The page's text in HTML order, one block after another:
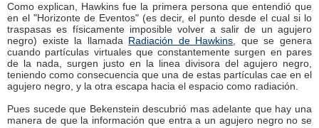
Como explican, Hawkins fue la primera persona que entendió que
en el "Horizonte de Eventos" (es decir, el punto desde el cual si lo
traspasas es físicamente imposible volver a salir de un agujero
negro) existe la llamada Radiación de Hawkins , que se genera
cuando partículas virtuales que constantemente surgen en pares
de la nada, surgen justo en la linea divisora del agujero negro,
teniendo como consecuencia que una de estas partículas cae en el
agujero negro, y la otra escapa hacia el espacio como radiación.
Pues sucede que Bekenstein descubrió mas adelante que hay una
manera de que la información que entra a un agujero negro no se